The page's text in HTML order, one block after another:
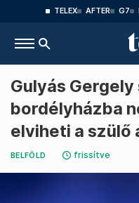
TELEX AFTER G7
Gulyás
bordélyházba
elviheti a szülő
BELFÖLD frissítve